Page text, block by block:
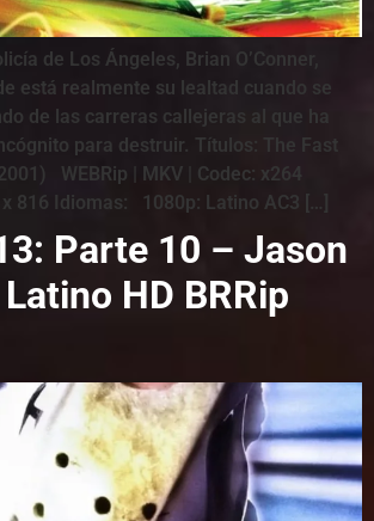
de Los Ángeles, Brian O’Conner,
está realmente su lealtad cuando se
de las carreras callejeras al que ha
para destruir. Títulos: The Fast
WEBRip | MKV | Codec: x264
816 Idiomas: 1080p: Latino AC3 […]
Parte 10 – Jason
HD BRRip